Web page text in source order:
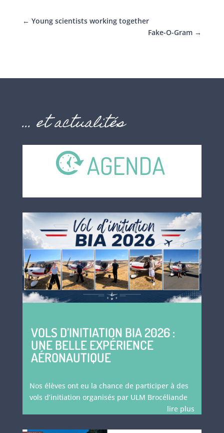
← Young scientists working together
Fake-O-Gram →
… et actualités
VOLS D’INITIATION BIA 2026 :
UNE BELLE EXPÉRIENCE
AÉRONAUTIQUE
Nos élèves ont eu la chance de participer à des
vols d’initiation organisés par ULM Brocéliande
lire plus